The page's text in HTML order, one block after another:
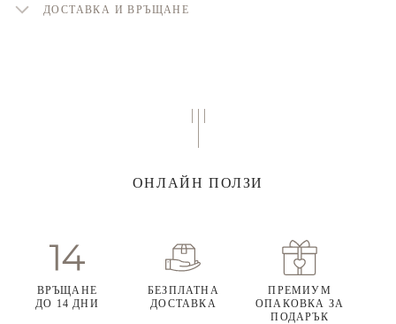
ДОСТАВКА И ВРЪЩАНЕ
ОНЛАЙН ПОЛЗИ
ВРЪЩАНЕ
ДО 14 ДНИ
БЕЗПЛАТНА
ДОСТАВКА
ПРЕМИУМ
ОПАКОВКА ЗА
ПОДАРЪК